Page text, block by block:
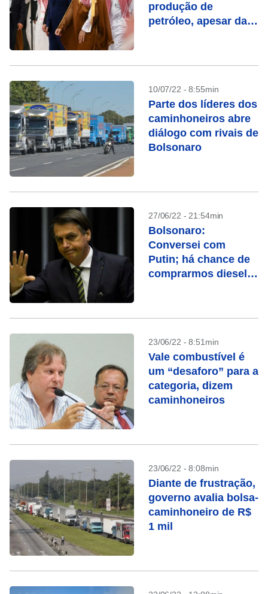
produção de
petróleo, apesar da
10/07/22 - 8:55min
Parte dos líderes dos
caminhoneiros abre
diálogo com rivais de
Bolsonaro
27/06/22 - 21:54min
Bolsonaro:
Conversei com
Putin; há chance de
comprarmos diesel
23/06/22 - 8:51min
Vale combustível é
um “desaforo” para a
categoria, dizem
caminhoneiros
23/06/22 - 8:08min
Diante de frustração,
governo avalia bolsa-
caminhoneiro de R$
1 mil